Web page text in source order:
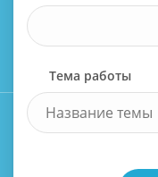
Тема работы